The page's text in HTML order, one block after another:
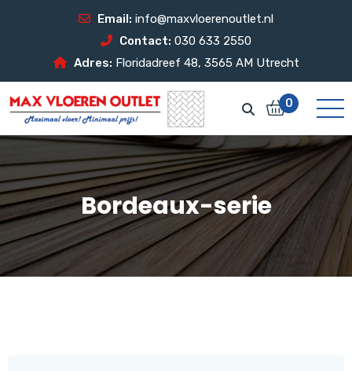
Email: info@maxvloerenoutlet.nl
Contact: 030 633 2550
Adres: Floridadreef 48, 3565 AM Utrecht
0
Bordeaux-serie